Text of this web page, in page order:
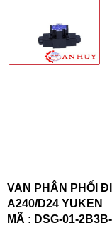
VAN PHÂN PHỐI
A240/D24 YUKEN
MÃ : DSG-01-